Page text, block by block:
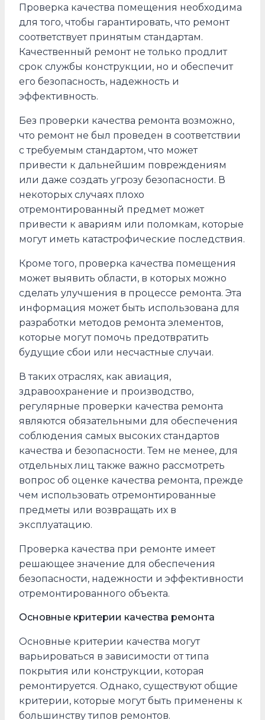
Проверка качества помещения необходима
для того, чтобы гарантировать, что ремонт
соответствует принятым стандартам.
Качественный ремонт не только продлит
срок службы конструкции, но и обеспечит
его безопасность, надежность и
эффективность.
Без проверки качества ремонта возможно,
что ремонт не был проведен в соответствии
с требуемым стандартом, что может
привести к дальнейшим повреждениям
или даже создать угрозу безопасности. В
некоторых случаях плохо
отремонтированный предмет может
привести к авариям или поломкам, которые
могут иметь катастрофические последствия.
Кроме того, проверка качества помещения
может выявить области, в которых можно
сделать улучшения в процессе ремонта. Эта
информация может быть использована для
разработки методов ремонта элементов,
которые могут помочь предотвратить
будущие сбои или несчастные случаи.
В таких отраслях, как авиация,
здравоохранение и производство,
регулярные проверки качества ремонта
являются обязательными для обеспечения
соблюдения самых высоких стандартов
качества и безопасности. Тем не менее, для
отдельных лиц также важно рассмотреть
вопрос об оценке качества ремонта, прежде
чем использовать отремонтированные
предметы или возвращать их в
эксплуатацию.
Проверка качества при ремонте имеет
решающее значение для обеспечения
безопасности, надежности и эффективности
отремонтированного объекта.
Основные критерии качества ремонта
Основные критерии качества могут
варьироваться в зависимости от типа
покрытия или конструкции, которая
ремонтируется. Однако, существуют общие
критерии, которые могут быть применены к
большинству типов ремонтов.